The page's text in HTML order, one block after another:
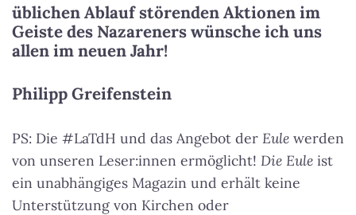
üblichen Ablauf störenden Aktionen im
Geiste des Nazareners wünsche ich uns
allen im neuen Jahr!
Philipp Greifenstein
PS: Die #LaTdH und das Angebot der Eule werden
von unseren Leser:innen ermöglicht! Die Eule ist
ein unabhängiges Magazin und erhält keine
Unterstützung von Kirchen oder